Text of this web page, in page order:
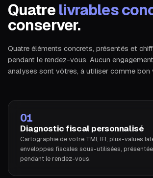
Quatre livrables
conserver.
Quatre éléments concrets, présentés et
pendant le rendez-vous. Aucun
analyses sont vôtres, à utiliser comme bon
01
Diagnostic fiscal personnalisé
Cartographie de votre TMI, IFI, plus-values
enveloppes fiscales sous-utilisées,
pendant le rendez-vous.